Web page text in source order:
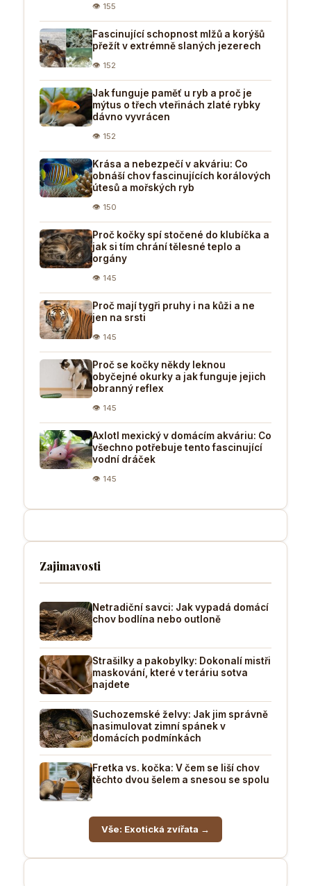
👁 155
Fascinující schopnost mlžů a korýšů
přežít v extrémně slaných jezerech
👁 152
Jak funguje paměť u ryb a proč je
mýtus o třech vteřinách zlaté rybky
dávno vyvrácen
👁 152
Krása a nebezpečí v akváriu: Co
obnáší chov fascinujících korálových
útesů a mořských ryb
👁 150
Proč kočky spí stočené do klubíčka a
jak si tím chrání tělesné teplo a
orgány
👁 145
Proč mají tygři pruhy i na kůži a ne
jen na srsti
👁 145
Proč se kočky někdy leknou
obyčejné okurky a jak funguje jejich
obranný reflex
👁 145
Axlotl mexický v domácím akváriu: Co
všechno potřebuje tento fascinující
vodní dráček
👁 145
Zajimavosti
Netradiční savci: Jak vypadá domácí
chov bodlína nebo outloně
Strašilky a pakobylky: Dokonalí mistři
maskování, které v teráriu sotva
najdete
Suchozemské želvy: Jak jim správně
nasimulovat zimní spánek v
domácích podmínkách
Fretka vs. kočka: V čem se liší chov
těchto dvou šelem a snesou se spolu
Vše: Exotická zvířata →